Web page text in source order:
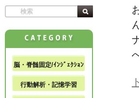
脳・脊髄固定/ｲﾝｼﾞｪｸｼｮﾝ
行動解析・記憶学習